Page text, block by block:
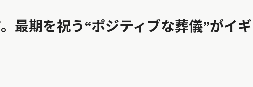
最期を祝う“ポジティブな葬儀”がイギ